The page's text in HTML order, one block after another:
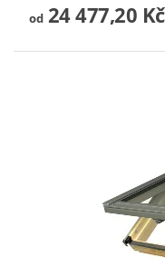
od24 477,20 Kč